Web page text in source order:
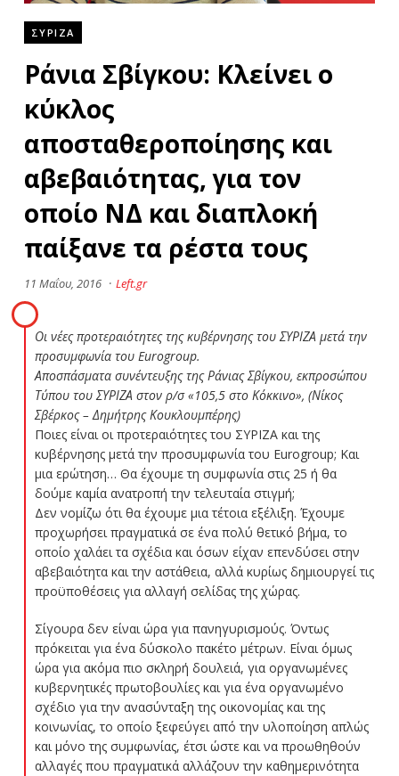
ΣΥΡΙΖΑ
Ράνια Σβίγκου: Κλείνει ο
κύκλος
αποσταθεροποίησης και
αβεβαιότητας, για τον
οποίο ΝΔ και διαπλοκή
παίξανε τα ρέστα τους
11 Μαΐου, 2016 · Left.gr
Οι νέες προτεραιότητες της κυβέρνησης του ΣΥΡΙΖΑ μετά την
προσυμφωνία του Eurogroup.
Αποσπάσματα συνέντευξης της Ράνιας Σβίγκου, εκπροσώπου
Τύπου του ΣΥΡΙΖΑ στον ρ/σ «105,5 στο Κόκκινο», (Νίκος
Σβέρκος – Δημήτρης Κουκλουμπέρης)
Ποιες είναι οι προτεραιότητες του ΣΥΡΙΖΑ και της
κυβέρνησης μετά την προσυμφωνία του Eurogroup; Και
μια ερώτηση… Θα έχουμε τη συμφωνία στις 25 ή θα
δούμε καμία ανατροπή την τελευταία στιγμή;
Δεν νομίζω ότι θα έχουμε μια τέτοια εξέλιξη. Έχουμε
προχωρήσει πραγματικά σε ένα πολύ θετικό βήμα, το
οποίο χαλάει τα σχέδια και όσων είχαν επενδύσει στην
αβεβαιότητα και την αστάθεια, αλλά κυρίως δημιουργεί τις
προϋποθέσεις για αλλαγή σελίδας της χώρας.
Σίγουρα δεν είναι ώρα για πανηγυρισμούς. Όντως
πρόκειται για ένα δύσκολο πακέτο μέτρων. Είναι όμως
ώρα για ακόμα πιο σκληρή δουλειά, για οργανωμένες
κυβερνητικές πρωτοβουλίες και για ένα οργανωμένο
σχέδιο για την ανασύνταξη της οικονομίας και της
κοινωνίας, το οποίο ξεφεύγει από την υλοποίηση απλώς
και μόνο της συμφωνίας, έτσι ώστε και να προωθηθούν
αλλαγές που πραγματικά αλλάζουν την καθημερινότητα